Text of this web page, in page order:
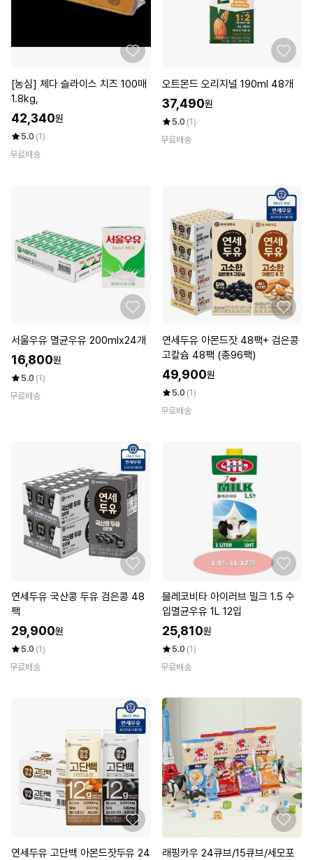
[농심] 체다 슬라이스 치즈 100매
1.8kg,
42,340원
5.0 (1)
무료배송
오트몬드 오리지널 190ml 48개
37,490원
5.0 (1)
무료배송
서울우유 멸균우유 200mlx24개
16,800원
5.0 (1)
무료배송
연세두유 아몬드잣 48팩+ 검은콩
고칼슘 48팩 (총96팩)
49,900원
5.0 (1)
무료배송
연세두유 국산콩 두유 검은콩 48
팩
29,900원
5.0 (1)
무료배송
믈레코비타 아이러브 밀크 1.5 수
입멸균우유 1L 12입
25,810원
5.0 (1)
무료배송
연세두유 고단백 아몬드잣두유 24
래핑카우 24큐브/15큐브/세모포